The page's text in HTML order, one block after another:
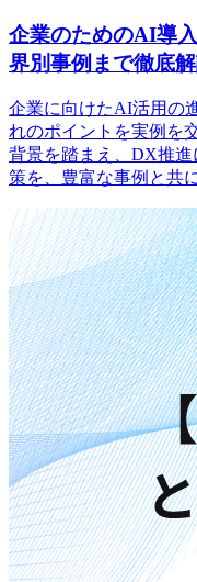
企業のためのAI導
界別事例まで徹底
企業に向けたAI活用の
れのポイントを実例を
背景を踏まえ、DX推
策を、豊富な事例と共